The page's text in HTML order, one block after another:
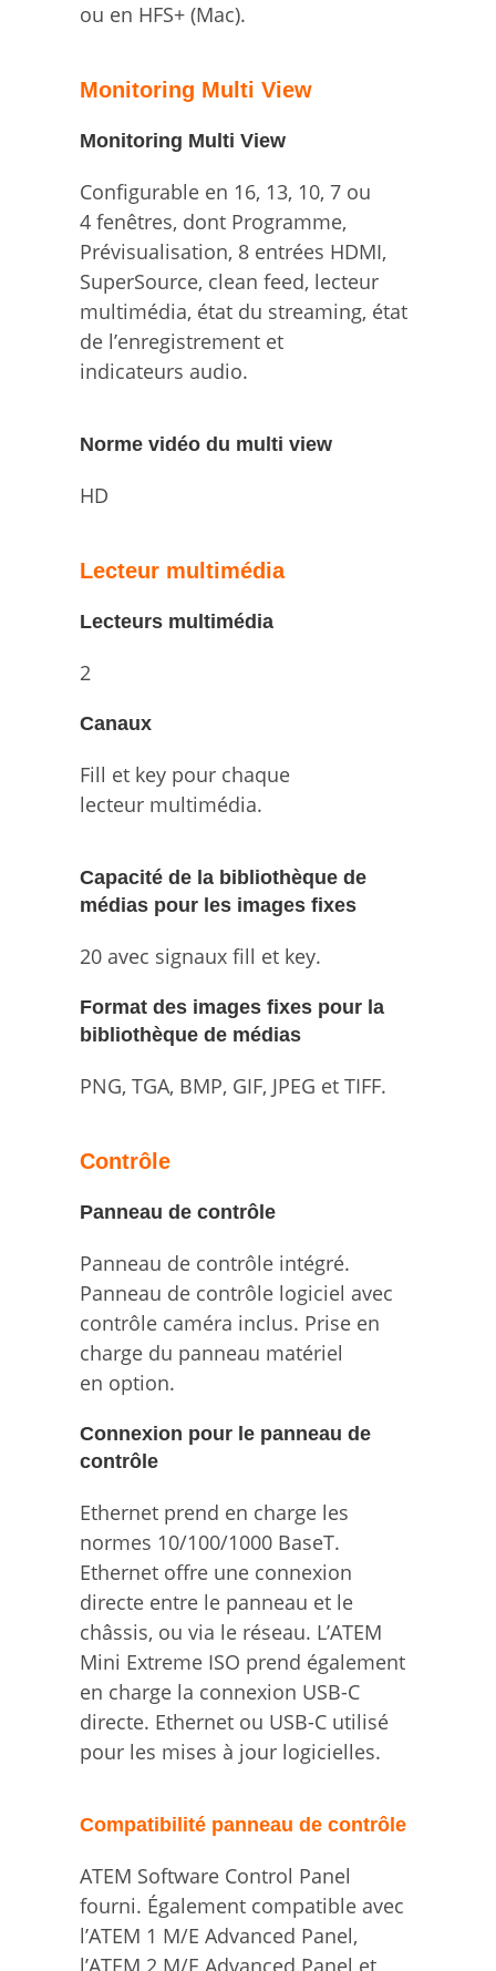
ou en HFS+ (Mac).
Monitoring Multi View
Monitoring Multi View
Configurable en 16, 13, 10, 7 ou
4 fenêtres, dont Programme,
Prévisualisation, 8 entrées HDMI,
SuperSource, clean feed, lecteur
multimédia, état du streaming, état
de l’enregistrement et
indicateurs audio.
Norme vidéo du multi view
HD
Lecteur multimédia
Lecteurs multimédia
2
Canaux
Fill et key pour chaque
lecteur multimédia.
Capacité de la bibliothèque de
médias pour les images fixes
20 avec signaux fill et key.
Format des images fixes pour la
bibliothèque de médias
PNG, TGA, BMP, GIF, JPEG et TIFF.
Contrôle
Panneau de contrôle
Panneau de contrôle intégré.
Panneau de contrôle logiciel avec
contrôle caméra inclus. Prise en
charge du panneau matériel
en option.
Connexion pour le panneau de
contrôle
Ethernet prend en charge les
normes 10/100/1000 BaseT.
Ethernet offre une connexion
directe entre le panneau et le
châssis, ou via le réseau. L’ATEM
Mini Extreme ISO prend également
en charge la connexion USB-C
directe. Ethernet ou USB-C utilisé
pour les mises à jour logicielles.
Compatibilité panneau de contrôle
ATEM Software Control Panel
fourni. Également compatible avec
l’ATEM 1 M/E Advanced Panel,
l’ATEM 2 M/E Advanced Panel et